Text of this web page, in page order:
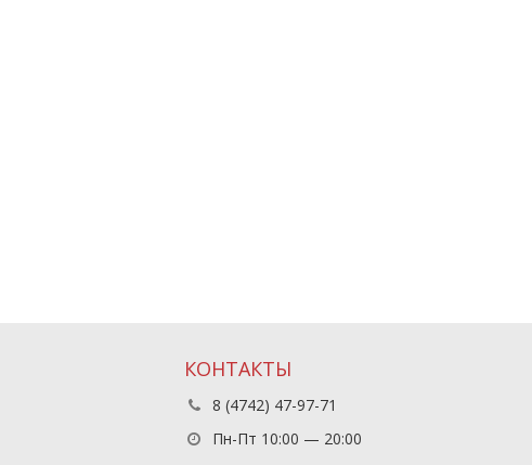
КОНТАКТЫ
8 (4742) 47-97-71
Пн-Пт 10:00 — 20:00